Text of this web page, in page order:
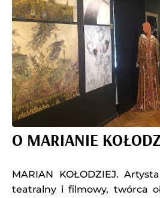
O MARIANIE
MARIAN KOŁODZIEJ.
teatralny i filmowy, twórca